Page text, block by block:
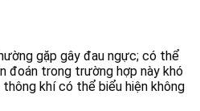
gặp gây đau ngực; có thể
đoán trong trường hợp này khó
khí có thể biểu hiện không